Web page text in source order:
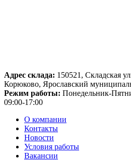
Адрес склада: 150521, Складская
Корюково, Ярославский
Режим работы: Понедельник-
09:00-17:00
О компании
Контакты
Новости
Условия работы
Вакансии